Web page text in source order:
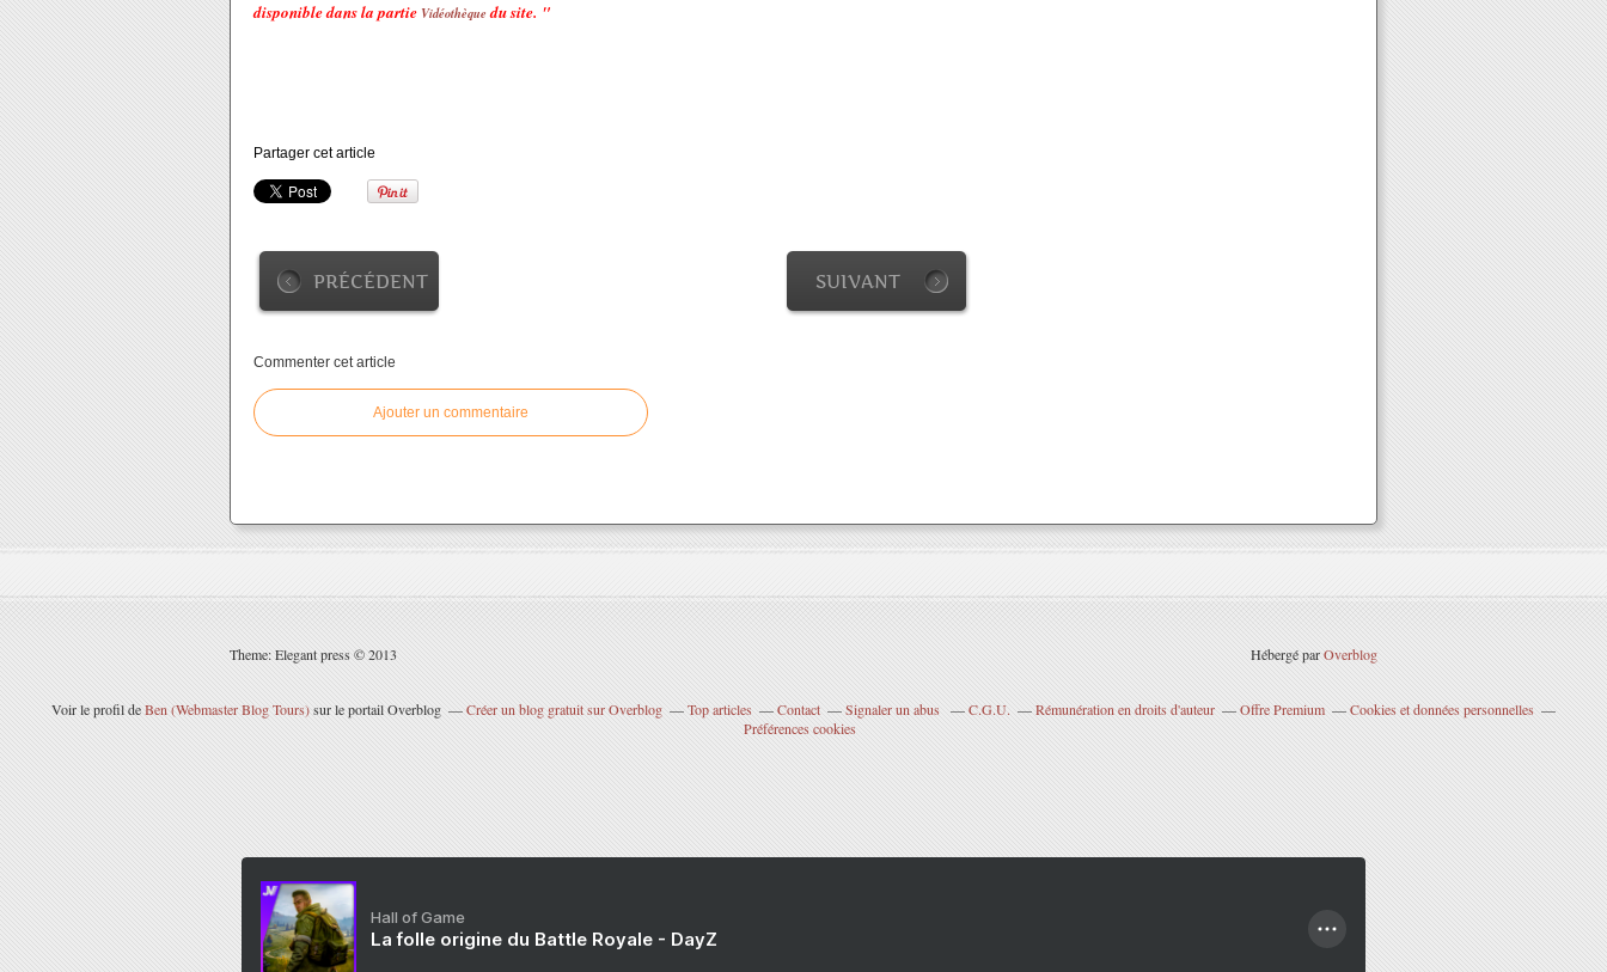
disponible dans la partie Vidéothèque du site. "
Partager cet article
PRÉCÉDENT SUIVANT
Commenter cet article
Ajouter un commentaire
Theme: Elegant press © 2013 Hébergé parOverblog
Voir le profil deBen (Webmaster Blog Tours)sur le portail Overblog Créer un blog gratuit sur Overblog Top articles Contact Signaler un abus C.G.U. Rémunération en droits d'auteur Offre Premium
Cookies et données personnelles
Préférences cookies
Hall of Game
La folle origine du Battle Royale - DayZ